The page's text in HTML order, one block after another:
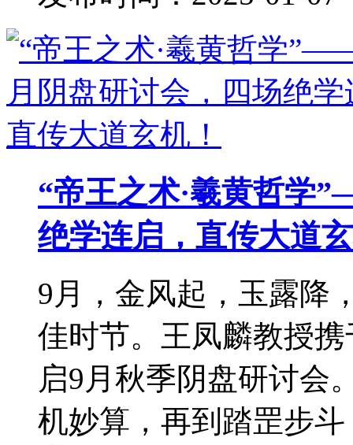
“帝王之术·羲黄哲学
绝学连启，直传大道
9月，金风起，玉露降
佳时节。王凤麟教授
启9月秋季阴盘研讨会
机妙算，再到踏罡步